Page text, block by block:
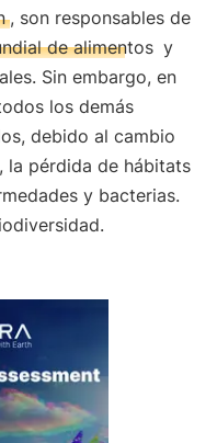
, son responsables de
de alimentos y
Sin embargo, en
los demás
debido al cambio
la pérdida de hábitats
y bacterias.